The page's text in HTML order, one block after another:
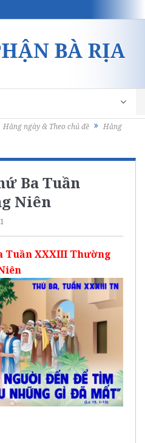
Hằng ngày & Theo chủ đề
Hằng
Ba Tuần
Niên
Tuần XXXIII Thường